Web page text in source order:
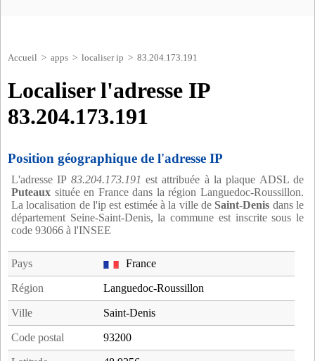
Accueil > apps > localiser ip > 83.204.173.191
Localiser l'adresse IP
83.204.173.191
Position géographique de l'adresse IP
L'adresse IP 83.204.173.191 est attribuée à la plaque ADSL de
Puteaux située en France dans la région Languedoc-Roussillon.
La localisation de l'ip est estimée à la ville de Saint-Denis dans le
département Seine-Saint-Denis, la commune est inscrite sous le
code 93066 à l'INSEE
Pays France
Région Languedoc-Roussillon
Ville Saint-Denis
Code postal 93200